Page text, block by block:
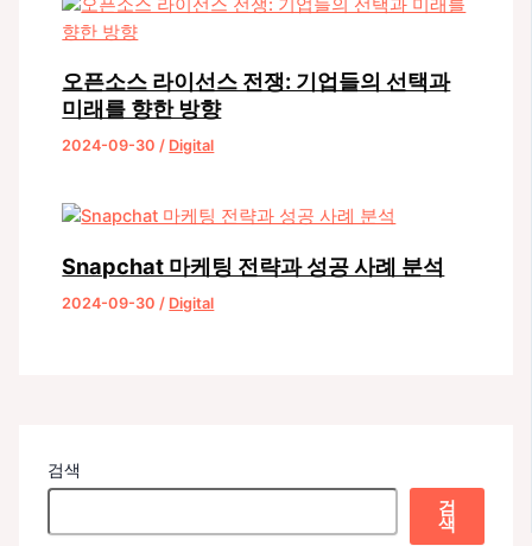
오픈소스 라이선스 전쟁: 기업들의 선택과
미래를 향한 방향
2024-09-30 / Digital
Snapchat 마케팅 전략과 성공 사례 분석
2024-09-30 / Digital
검색
검
색